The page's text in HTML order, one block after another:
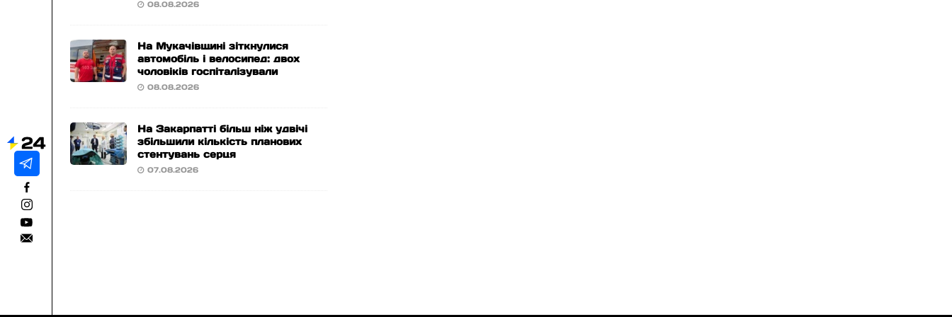
08.08.2026
На Мукачівщині зіткнулися
автомобіль і велосипед: двох
чоловіків госпіталізували
08.08.2026
На Закарпатті більш ніж удвічі
збільшили кількість планових
стентувань серця
07.08.2026